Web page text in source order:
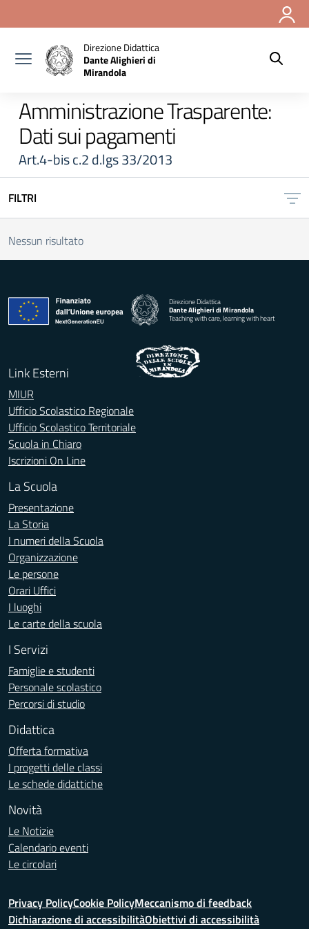
Direzione Didattica
Dante Alighieri di
Mirandola
Amministrazione Trasparente:
Dati sui pagamenti
Art.4-bis c.2 d.lgs 33/2013
FILTRI
Nessun risultato
Direzione Didattica
Dante Alighieri di Mirandola
Teaching with care, learning with heart
Link Esterni
MIUR
Ufficio Scolastico Regionale
Ufficio Scolastico Territoriale
Scuola in Chiaro
Iscrizioni On Line
La Scuola
Presentazione
La Storia
I numeri della Scuola
Organizzazione
Le persone
Orari Uffici
I luoghi
Le carte della scuola
I Servizi
Famiglie e studenti
Personale scolastico
Percorsi di studio
Didattica
Offerta formativa
I progetti delle classi
Le schede didattiche
Novità
Le Notizie
Calendario eventi
Le circolari
Privacy PolicyCookie PolicyMeccanismo di feedback
Dichiarazione di accessibilitàObiettivi di accessibilità